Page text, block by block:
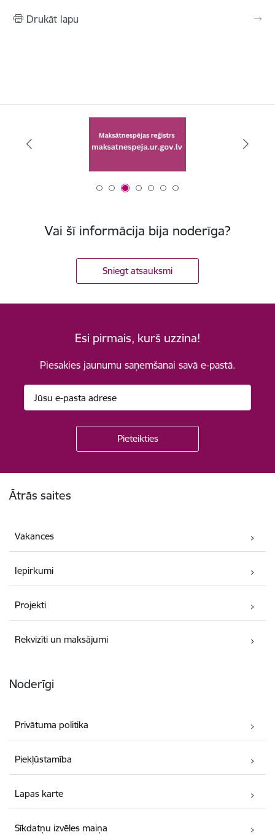
Drukāt lapu
Vai šī informācija bija noderīga?
Sniegt atsauksmi
Esi pirmais, kurš uzzina!
Piesakies jaunumu saņemšanai savā e-pastā.
Ātrās saites
Vakances
Iepirkumi
Projekti
Rekvizīti un maksājumi
Noderīgi
Privātuma politika
Piekļūstamība
Lapas karte
Sīkdatņu izvēles maiņa